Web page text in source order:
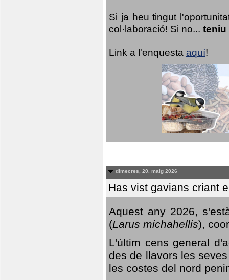
Si ja heu tingut
col·laboració! Si no... teniu
Link a l'enquesta aquí!
dimecres, 20. maig 2026
Has vist gavians criant
Aquest any 2026,
(Larus michahellis),
L'últim cens general
des de llavors les
les costes del nord